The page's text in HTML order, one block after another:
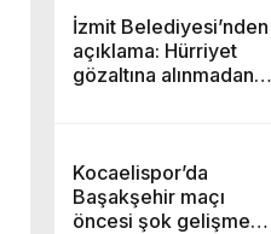
İzmit Belediyesi’nden
açıklama: Hürriyet
gözaltına alınmadan
Kocaelispor’da
Başakşehir maçı
öncesi şok gelişme: